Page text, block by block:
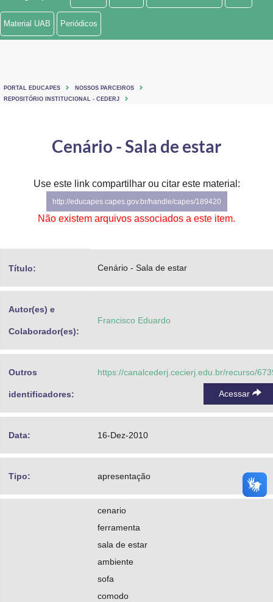
Ministério de Minas e Energia
Ministério do Turismo
Controladoria-Geral da União
Advocacia-Geral da União
Banco Central do Brasil
Material UAB Periódicos
PORTAL EDUCAPES
NOSSOS PARCEIROS
REPOSITÓRIO INSTITUCIONAL - CEDERJ
Cenário - Sala de estar
Use este link compartilhar ou citar este material:
http://educapes.capes.gov.br/handle/capes/189420
Não existem arquivos associados a este item.
Título: Cenário - Sala de estar
Autor(es) e
Colaborador(es):
Francisco Eduardo
Outros
identificadores:
https://canalcederj.cecierj.edu.br/recurso/
Acessar
Data: 16-Dez-2010
Tipo: apresentação
cenario
ferramenta
sala de estar
ambiente
sofa
comodo